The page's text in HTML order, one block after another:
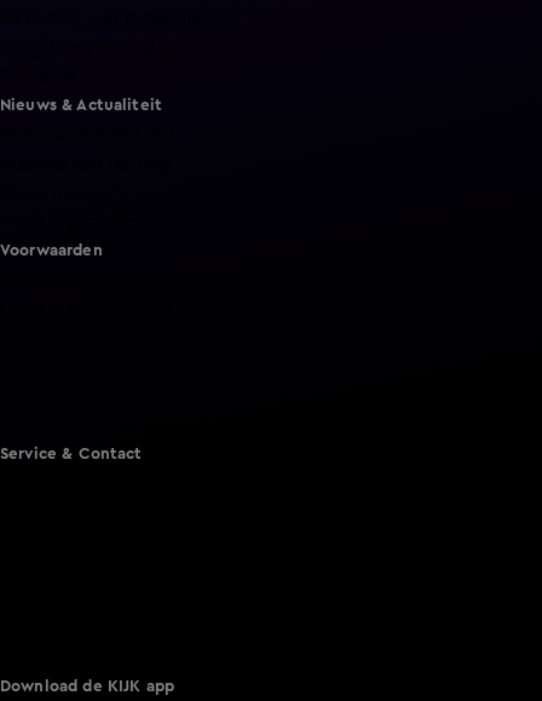
Nieuws & Actualiteit
Voorwaarden
Service & Contact
Download de KIJK app